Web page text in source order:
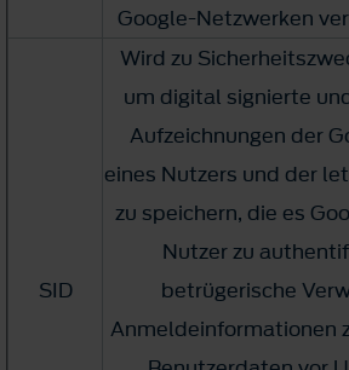
Google-Netzwerken
SID
Wird zu
um digital signierte
Aufzeichnungen der
eines Nutzers und der
zu speichern, die es
Nutzer zu
betrügerische
Anmeldeinformationen